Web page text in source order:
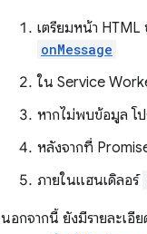
เตรียมหน้า HTML
onMessage
ใน Service
หากไม่พบข้อมูล โป
หลังจากที่
ภายในแฮนเดิลอร์
นอกจากนี้ ยังมีรายละเอี